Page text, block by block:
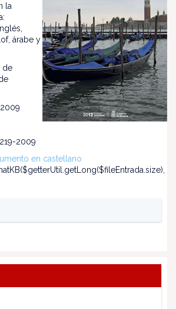
la
árabe y
de
2009
en castellano